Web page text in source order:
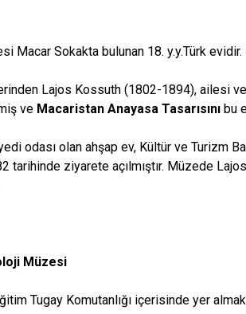
Macar Sokakta bulunan 18. y.y.Türk
Lajos Kossuth (1802-1894), ailesi
ve Macaristan Anayasa Tasarısınıbu
odası olan ahşap ev, Kültür ve Turizm
tarihinde ziyarete açılmıştır. Müzede
Müzesi
Tugay Komutanlığı içerisinde yer